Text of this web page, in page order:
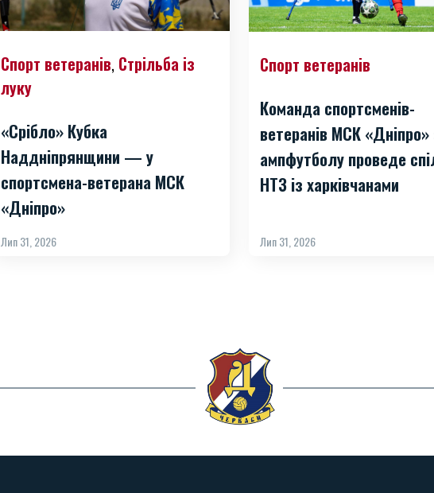
Спорт ветеранів, Стрільба із
луку
«Срібло» Кубка
Наддніпрянщини — у
спортсмена-ветерана МСК
«Дніпро»
Лип 31, 2026
Спорт ветеранів
Команда спортсменів-
ветеранів МСК «Дніпро»
ампфутболу проведе
НТЗ із харківчанами
Лип 31, 2026